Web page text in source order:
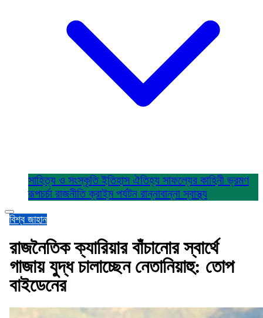
সাহিত্য ও সংস্কৃতিইতিহাস ঐতিহ্য সাফল্যের কাহিনীভ্রমণ
রূপচর্চা রাজনীতিক্রাইম পর্যটন রান্নাবান্নাস্বাস্থ্য
বিশ্ব জাহান
রাজনৈতিক ক্যারিয়ার বাঁচানোর স্বার্থে
গাজায় যুদ্ধ চালাচ্ছেন নেতানিয়াহু: তোপ
বাইডেনের